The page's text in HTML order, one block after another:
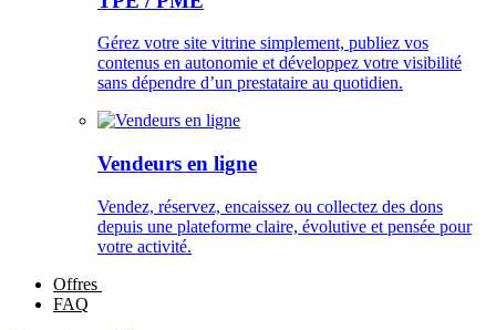
Gérez votre site vitrine simplement, publiez vos
contenus en autonomie et développez votre visibilité
sans dépendre d’un prestataire au quotidien.
Vendeurs en ligne
Vendez, réservez, encaissez ou collectez des dons
depuis une plateforme claire, évolutive et pensée pour
votre activité.
Offres
FAQ